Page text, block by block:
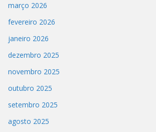
março 2026
fevereiro 2026
janeiro 2026
dezembro 2025
novembro 2025
outubro 2025
setembro 2025
agosto 2025